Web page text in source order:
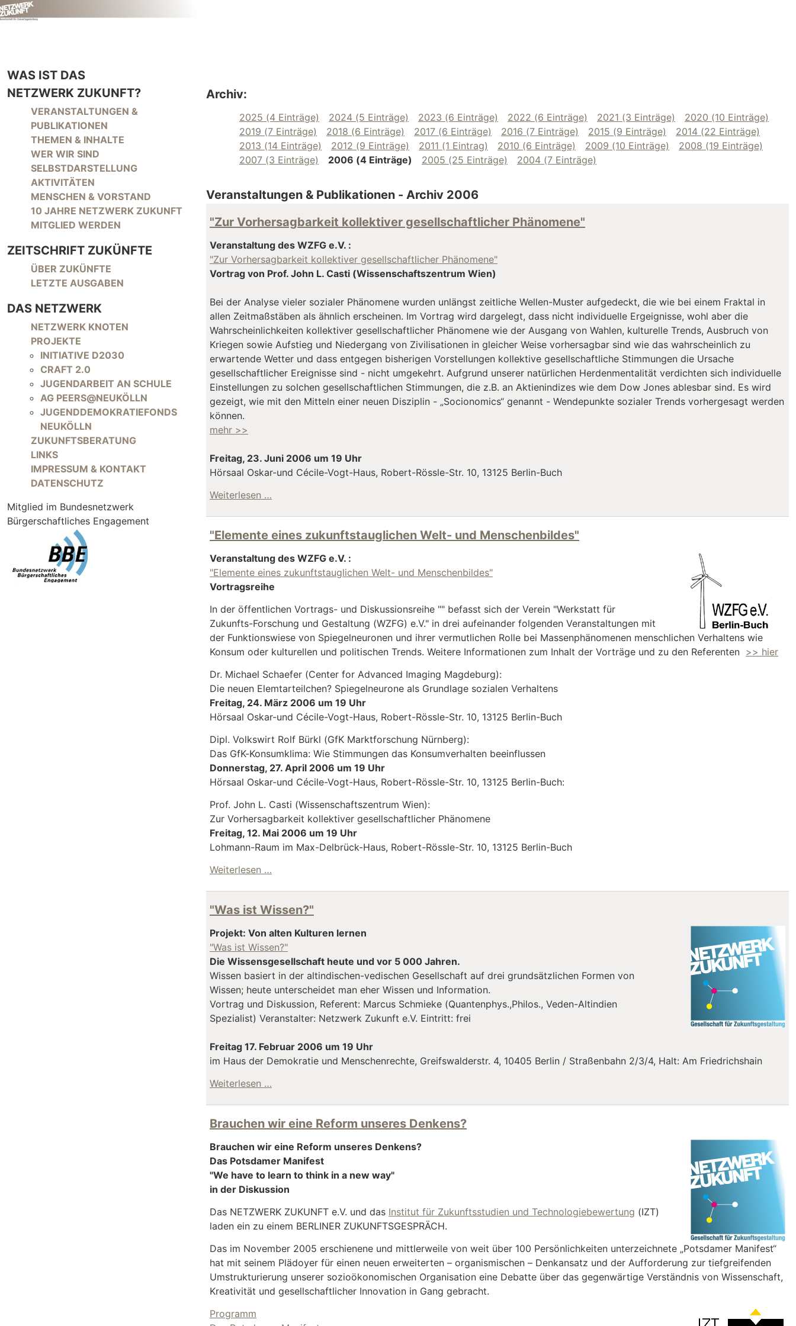
WAS IST DAS
NETZWERK ZUKUNFT?
NAVIGATION ÜBERSPRINGEN
VERANSTALTUNGEN &
PUBLIKATIONEN
THEMEN & INHALTE
WER WIR SIND
SELBSTDARSTELLUNG
AKTIVITÄTEN
MENSCHEN & VORSTAND
10 JAHRE NETZWERK ZUKUNFT
MITGLIED WERDEN
ZEITSCHRIFT ZUKÜNFTE
NAVIGATION ÜBERSPRINGEN
ÜBER ZUKÜNFTE
LETZTE AUSGABEN
DAS NETZWERK
NAVIGATION ÜBERSPRINGEN
NETZWERK KNOTEN
PROJEKTE
INITIATIVE D2030
CRAFT 2.0
JUGENDARBEIT AN SCHULE
AG PEERS@NEUKÖLLN
JUGENDDEMOKRATIEFONDS
NEUKÖLLN
ZUKUNFTSBERATUNG
LINKS
IMPRESSUM & KONTAKT
DATENSCHUTZ
Mitglied im Bundesnetzwerk
Bürgerschaftliches Engagement
Archiv:
2025 (4 Einträge) 2024 (5 Einträge) 2023 (6 Einträge) 2022 (6 Einträge) 2021 (3 Einträge)
2020 (10 Einträge)
2019 (7 Einträge)
2018 (6 Einträge) 2017 (6 Einträge) 2016 (7 Einträge) 2015 (9 Einträge)
2014 (22 Einträge)
2013 (14 Einträge)
2012 (9 Einträge) 2011 (1 Eintrag) 2010 (6 Einträge) 2009 (10 Einträge)
2008 (19 Einträge)
2007 (3 Einträge)
2006 (4 Einträge) 2005 (25 Einträge) 2004 (7 Einträge)
Veranstaltungen & Publikationen - Archiv 2006
"Zur Vorhersagbarkeit kollektiver gesellschaftlicher Phänomene"
Veranstaltung des WZFG e.V. :
"Zur Vorhersagbarkeit kollektiver gesellschaftlicher Phänomene"
Vortrag von Prof. John L. Casti (Wissenschaftszentrum Wien)
Bei der Analyse vieler sozialer Phänomene wurden unlängst zeitliche Wellen-Muster aufgedeckt, die wie bei einem Fraktal in
allen Zeitmaßstäben als ähnlich erscheinen. Im Vortrag wird dargelegt, dass nicht individuelle Ergeignisse, wohl aber die
Wahrscheinlichkeiten kollektiver gesellschaftlicher Phänomene wie der Ausgang von Wahlen, kulturelle Trends, Ausbruch von
Kriegen sowie Aufstieg und Niedergang von Zivilisationen in gleicher Weise vorhersagbar sind wie das wahrscheinlich zu
erwartende Wetter und dass entgegen bisherigen Vorstellungen kollektive gesellschaftliche Stimmungen die Ursache
gesellschaftlicher Ereignisse sind - nicht umgekehrt. Aufgrund unserer natürlichen Herdenmentalität verdichten sich individuelle
Einstellungen zu solchen gesellschaftlichen Stimmungen, die z.B. an Aktienindizes wie dem Dow Jones ablesbar sind. Es wird
gezeigt, wie mit den Mitteln einer neuen Disziplin - „Socionomics“ genannt - Wendepunkte sozialer Trends vorhergesagt werden
können.
mehr >>
Freitag, 23. Juni 2006 um 19 Uhr
Hörsaal Oskar-und Cécile-Vogt-Haus, Robert-Rössle-Str. 10, 13125 Berlin-Buch
Weiterlesen …
"Elemente eines zukunftstauglichen Welt- und Menschenbildes"
Veranstaltung des WZFG e.V. :
"Elemente eines zukunftstauglichen Welt- und Menschenbildes"
Vortragsreihe
In der öffentlichen Vortrags- und Diskussionsreihe "" befasst sich der Verein "Werkstatt für
Zukunfts-Forschung und Gestaltung (WZFG) e.V." in drei aufeinander folgenden Veranstaltungen mit
der Funktionswiese von Spiegelneuronen und ihrer vermutlichen Rolle bei Massenphänomenen menschlichen Verhaltens wie
Konsum oder kulturellen und politischen Trends. Weitere Informationen zum Inhalt der Vorträge und zu den Referenten >> hier
Dr. Michael Schaefer (Center for Advanced Imaging Magdeburg):
Die neuen Elemtarteilchen? Spiegelneurone als Grundlage sozialen Verhaltens
Freitag, 24. März 2006 um 19 Uhr
Hörsaal Oskar-und Cécile-Vogt-Haus, Robert-Rössle-Str. 10, 13125 Berlin-Buch
Dipl. Volkswirt Rolf Bürkl (GfK Marktforschung Nürnberg):
Das GfK-Konsumklima: Wie Stimmungen das Konsumverhalten beeinflussen
Donnerstag, 27. April 2006 um 19 Uhr
Hörsaal Oskar-und Cécile-Vogt-Haus, Robert-Rössle-Str. 10, 13125 Berlin-Buch:
Prof. John L. Casti (Wissenschaftszentrum Wien):
Zur Vorhersagbarkeit kollektiver gesellschaftlicher Phänomene
Freitag, 12. Mai 2006 um 19 Uhr
Lohmann-Raum im Max-Delbrück-Haus, Robert-Rössle-Str. 10, 13125 Berlin-Buch
Weiterlesen …
"Was ist Wissen?"
Projekt: Von alten Kulturen lernen
"Was ist Wissen?"
Die Wissensgesellschaft heute und vor 5 000 Jahren.
Wissen basiert in der altindischen-vedischen Gesellschaft auf drei grundsätzlichen Formen von
Wissen; heute unterscheidet man eher Wissen und Information.
Vortrag und Diskussion, Referent: Marcus Schmieke (Quantenphys.,Philos., Veden-Altindien
Spezialist) Veranstalter: Netzwerk Zukunft e.V. Eintritt: frei
Freitag 17. Februar 2006 um 19 Uhr
im Haus der Demokratie und Menschenrechte, Greifswalderstr. 4, 10405 Berlin / Straßenbahn 2/3/4, Halt: Am Friedrichshain
Weiterlesen …
Brauchen wir eine Reform unseres Denkens?
Brauchen wir eine Reform unseres Denkens?
Das Potsdamer Manifest
"We have to learn to think in a new way"
in der Diskussion
Das NETZWERK ZUKUNFT e.V. und das Institut für Zukunftsstudien und Technologiebewertung (IZT)
laden ein zu einem BERLINER ZUKUNFTSGESPRÄCH.
Das im November 2005 erschienene und mittlerweile von weit über 100 Persönlichkeiten unterzeichnete „Potsdamer Manifest“
hat mit seinem Plädoyer für einen neuen erweiterten – organismischen – Denkansatz und der Aufforderung zur tiefgreifenden
Umstrukturierung unserer sozioökonomischen Organisation eine Debatte über das gegenwärtige Verständnis von Wissenschaft,
Kreativität und gesellschaftlicher Innovation in Gang gebracht.
Programm